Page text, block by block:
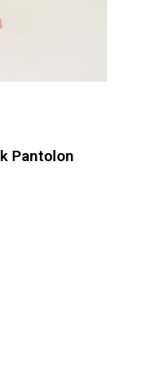
Pantolon